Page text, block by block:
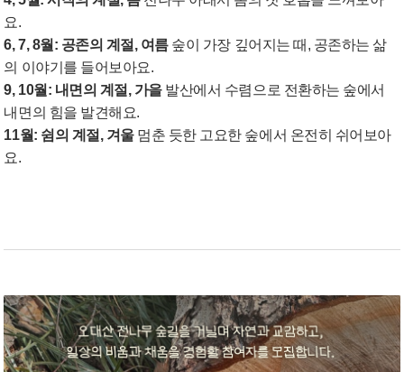
요.
6, 7, 8월: 공존의 계절, 여름 숲이 가장 깊어지는 때, 공존하는 삶
의 이야기를 들어보아요.
9, 10월: 내면의 계절, 가을 발산에서 수렴으로 전환하는 숲에서
내면의 힘을 발견해요.
11월: 쉼의 계절, 겨울 멈춘 듯한 고요한 숲에서 온전히 쉬어보아
요.